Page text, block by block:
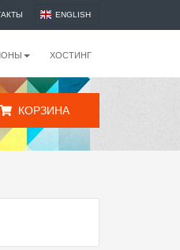
ENGLISH
ХОСТИНГ
КОРЗИНА